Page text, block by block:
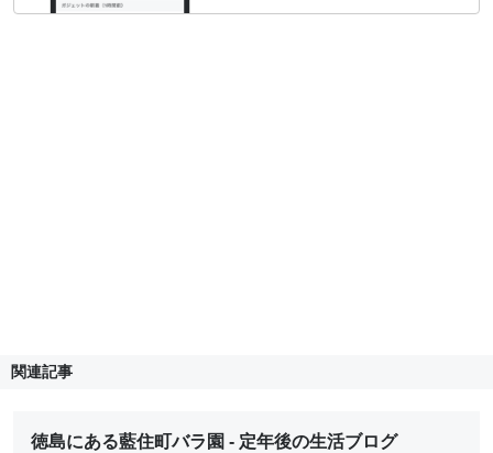
関連記事
徳島にある藍住町バラ園 - 定年後の生活ブログ